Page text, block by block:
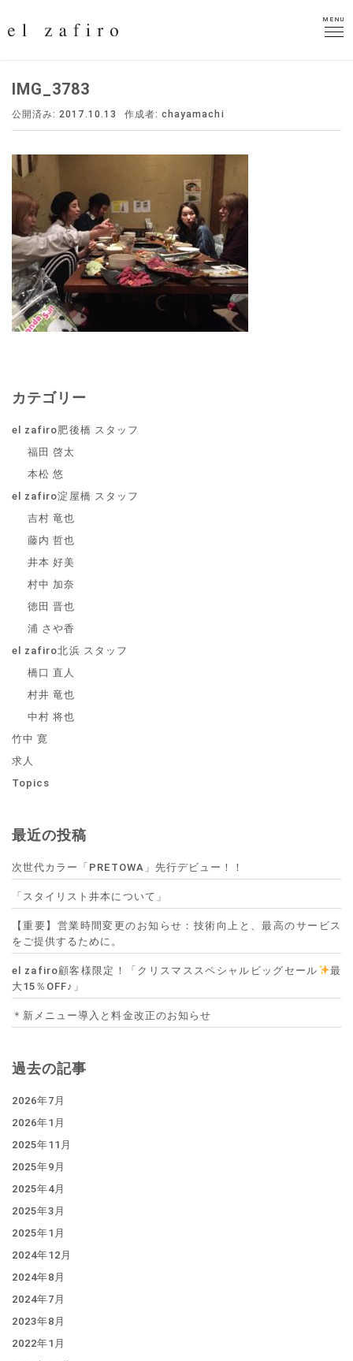
MENU
MENU
IMG_3783
公開済み: 2017.10.13 作成者:chayamachi
カテゴリー
el zafiro肥後橋 スタッフ
福田 啓太
本松 悠
el zafiro淀屋橋 スタッフ
吉村 竜也
藤内 哲也
井本 好美
村中 加奈
徳田 晋也
浦 さや香
el zafiro北浜 スタッフ
橋口 直人
村井 竜也
中村 将也
竹中 寛
求人
Topics
最近の投稿
次世代カラー「PRETOWA」先行デビュー！！
「スタイリスト井本について」
【重要】営業時間変更のお知らせ：技術向上と、最高のサービス
をご提供するために。
el zafiro顧客様限定！「クリスマススペシャルビッグセール
最
大15％OFF♪」
＊新メニュー導入と料金改正のお知らせ
過去の記事
2026年7月
2026年1月
2025年11月
2025年9月
2025年4月
2025年3月
2025年1月
2024年12月
2024年8月
2024年7月
2023年8月
2022年1月